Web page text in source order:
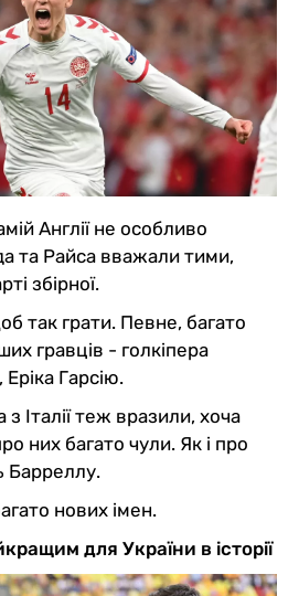
Англії не особливо
та Райса вважали тими,
збірної.
так грати. Певне, багато
гравців - голкіпера
Гарсію.
Італії теж вразили, хоча
них багато чули. Як і про
Барреллу.
нових імен.
для України в історії